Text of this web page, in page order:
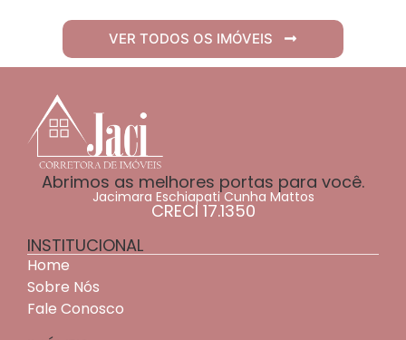
VER TODOS OS IMÓVEIS
Abrimos as melhores portas para você.
Jacimara Eschiapati Cunha Mattos
CRECI 17.1350
INSTITUCIONAL
Home
Sobre Nós
Fale Conosco